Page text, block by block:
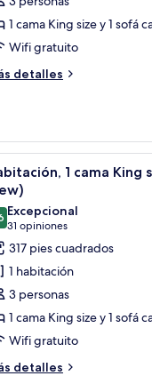
1 cama King size y 1 sofá
Wifi gratuito
detalles
y un edificio.
una mesita redonda
7
1 cama King
de 10
Excepcional
31 opiniones
(31
opiniones)
317 pies cuadrados
1 habitación
3 personas
1 cama King size y 1 sofá
Wifi gratuito
detalles